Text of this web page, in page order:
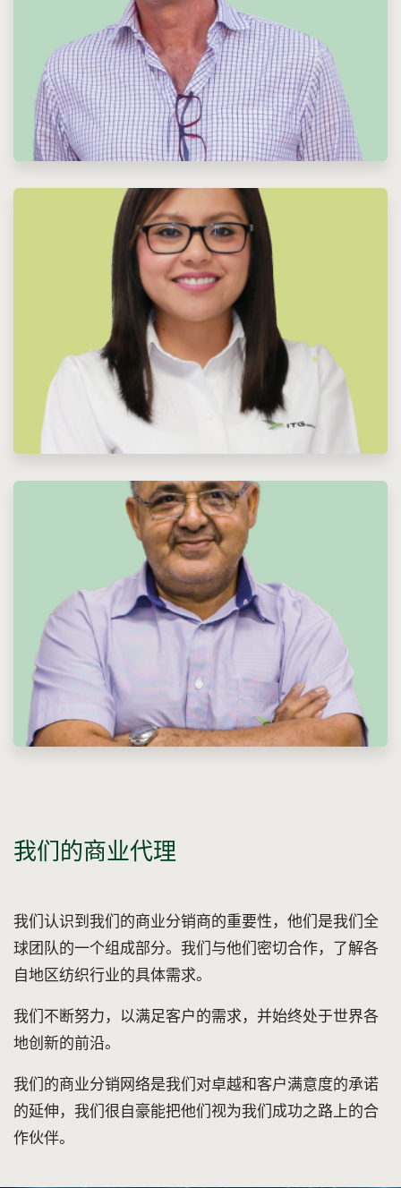
我们的商业代理
我们认识到我们的商业分销商的重要性，他们是我们全
球团队的一个组成部分。我们与他们密切合作，了解各
自地区纺织行业的具体需求。
我们不断努力，以满足客户的需求，并始终处于世界各
地创新的前沿。
我们的商业分销网络是我们对卓越和客户满意度的承诺
的延伸，我们很自豪能把他们视为我们成功之路上的合
作伙伴。